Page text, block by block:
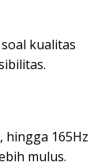
kualitas
hingga 165Hz
mulus.